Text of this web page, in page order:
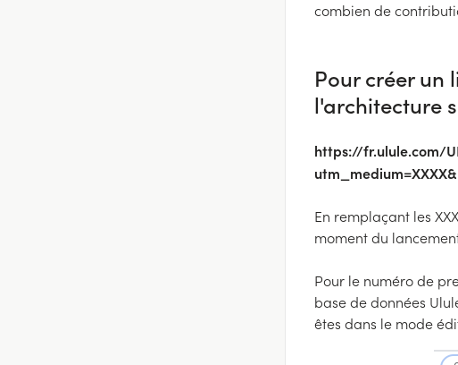
combien de
Pour créer un
l'architecture
https://fr.ulule.com/
En remplaçant les
moment du
Pour le numéro de
base de données
êtes dans le mode